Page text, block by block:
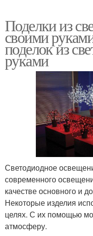
Поделки из
своими
поделок из
руками
Светодиодное
современного
качестве основного и
Некоторые изделия
целях. С их помощью
атмосферу.